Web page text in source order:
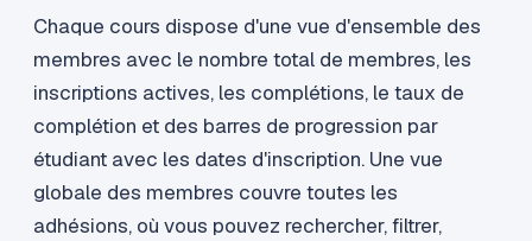
Chaque cours dispose d'une vue d'ensemble des
membres avec le nombre total de membres, les
inscriptions actives, les complétions, le taux de
complétion et des barres de progression par
étudiant avec les dates d'inscription. Une vue
globale des membres couvre toutes les
adhésions, où vous pouvez rechercher, filtrer,